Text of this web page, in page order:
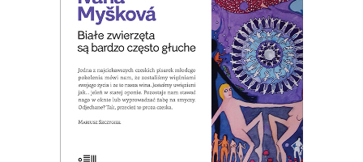
E-BOOK DO KOSZYKA
antydepresantów.
39.00 8.00zł
KSIĄŻKA DO KOSZYKA